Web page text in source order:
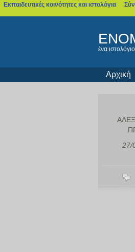
ένα
Αρχική
27/
Εκπαιδευτικές κοινότητες και ιστολόγια